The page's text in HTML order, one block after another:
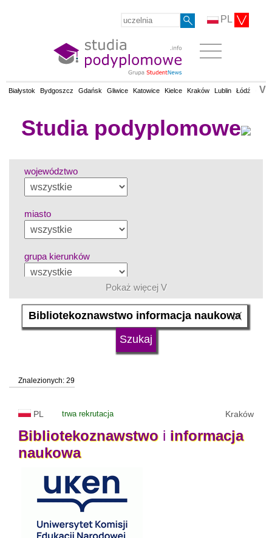
PL
Białystok Bydgoszcz Gdańsk Gliwice Katowice Kielce Kraków Lublin Łódź V
Studia podyplomowe
województwo
miasto
grupa kierunków
język
status uczelni
Pokaż więcej V
Znalezionych: 29
PL trwa rekrutacja Kraków
Bibliotekoznawstwo i informacja
naukowa